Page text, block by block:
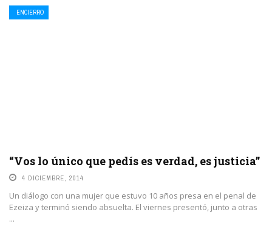
ENCIERRO
“Vos lo único que pedís es verdad, es justicia”
4 DICIEMBRE, 2014
Un diálogo con una mujer que estuvo 10 años presa en el penal de
Ezeiza y terminó siendo absuelta. El viernes presentó, junto a otras
...